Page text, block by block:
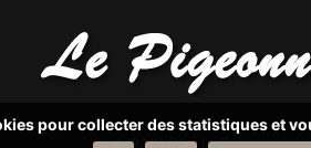
pour collecter des statistiques et